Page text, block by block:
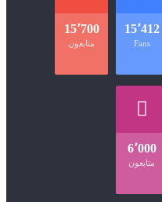
15٬412
Fans
15٬700
متابعون
6٬000
متابعون